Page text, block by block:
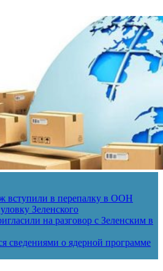
вступили в перепалку в ООН
Зеленского
на разговор с Зеленским в
сведениями о ядерной программе